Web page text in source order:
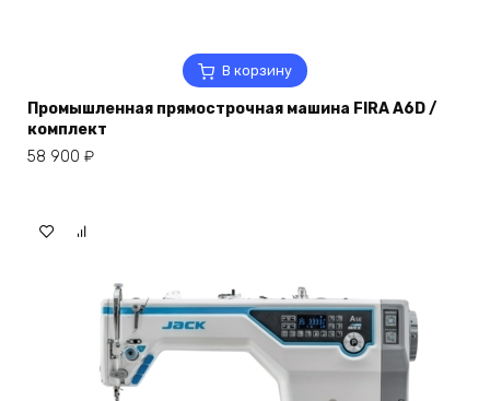
В корзину
Промышленная прямострочная машина FIRA A6D /
комплект
58 900 ₽